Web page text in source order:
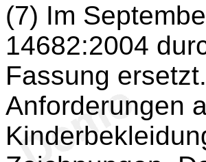
(7) Im
14682:2004
Fassung
Anforderungen